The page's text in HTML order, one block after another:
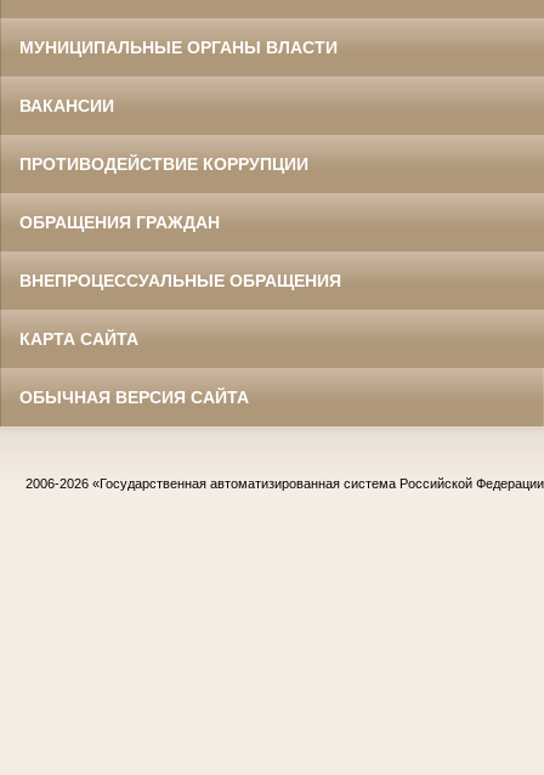
МУНИЦИПАЛЬНЫЕ ОРГАНЫ ВЛАСТИ
ВАКАНСИИ
ПРОТИВОДЕЙСТВИЕ КОРРУПЦИИ
ОБРАЩЕНИЯ ГРАЖДАН
ВНЕПРОЦЕССУАЛЬНЫЕ ОБРАЩЕНИЯ
КАРТА САЙТА
ОБЫЧНАЯ ВЕРСИЯ САЙТА
2006-2026 «Государственная автоматизированная система Российской